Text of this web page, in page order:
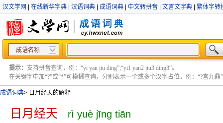
汉文学网 在线新华字典 汉语词典 成语词典 中文转拼音 文言文字典 繁体字转
成语名称
提示： 支持拼音查询，例：“yi yan jiu ding”;“yi1 yan2 jiu3 ding3”。
在关键字中加“?”或“*”可模糊查询，分别表示一个或多个汉字占位，例：“?言九鼎”
成语词典> 日月经天的解释
日月经天 rì yuè jīng tiān